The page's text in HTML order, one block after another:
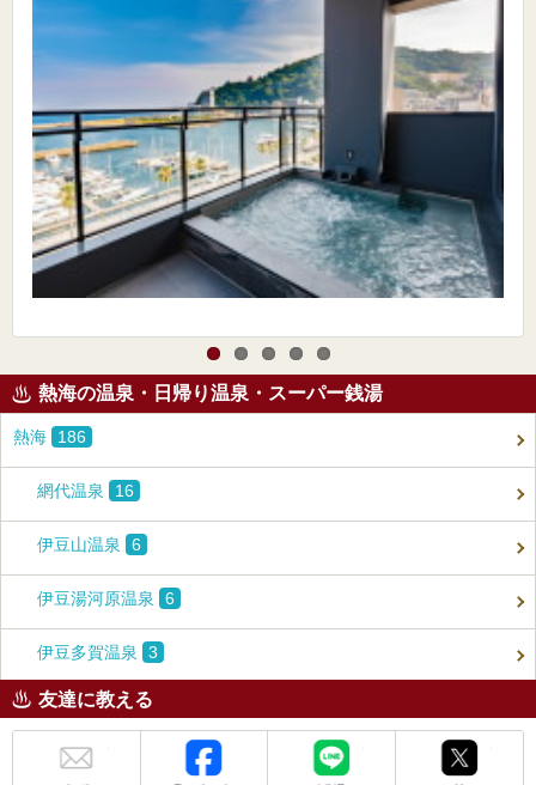
熱海の温泉・日帰り温泉・スーパー銭湯
熱海 186
網代温泉 16
伊豆山温泉 6
伊豆湯河原温泉 6
伊豆多賀温泉 3
友達に教える